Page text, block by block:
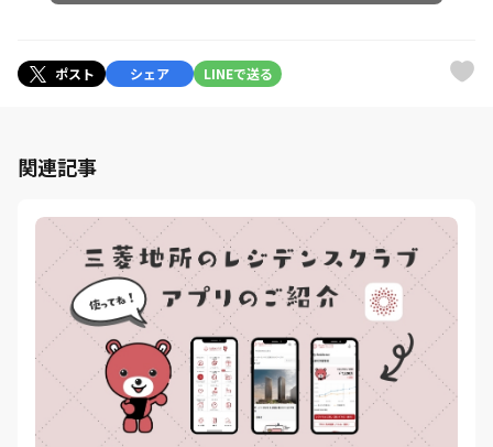
ポスト シェア LINEで送る
関連記事